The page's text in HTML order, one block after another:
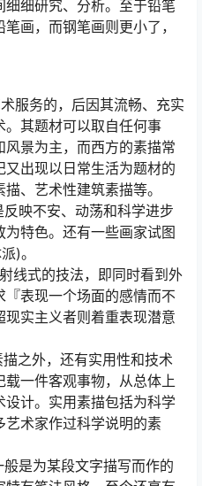
细研究、分析。至于铅笔
画，而钢笔画则更小了，
服务的，后因其流畅、充实
其题材可以取自任何事
景为主，而西方的素描常
出现以日常生活为题材的
、艺术性建筑素描等。
映不安、动荡和科学进步
特色。还有一些画家试图
)。
线式的技法，即同时看到外
表现一个场面的感情而不
实主义者则着重表现潜意
之外，还有实用性和技术
一件客观事物，从总体上
计。实用素描包括为科学
艺术家作过科学说明的素
是为某段文字描写而作的